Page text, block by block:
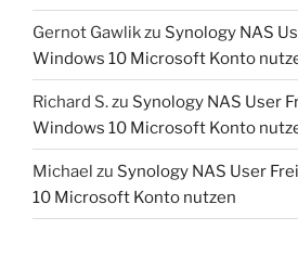
Gernot Gawlikzu Synology NAS
Windows 10 Microsoft Konto
Richard S.zu Synology NAS User
Windows 10 Microsoft Konto
Michael zu Synology NAS User
10 Microsoft Konto nutzen